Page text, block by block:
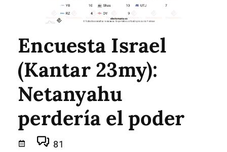
Encuesta Israel
(Kantar 23my):
Netanyahu
perdería el poder
81